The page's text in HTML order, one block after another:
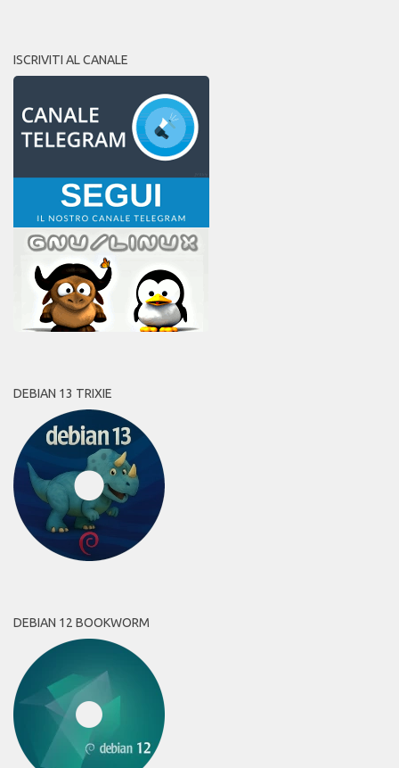
ISCRIVITI AL CANALE
DEBIAN 13 TRIXIE
DEBIAN 12 BOOKWORM